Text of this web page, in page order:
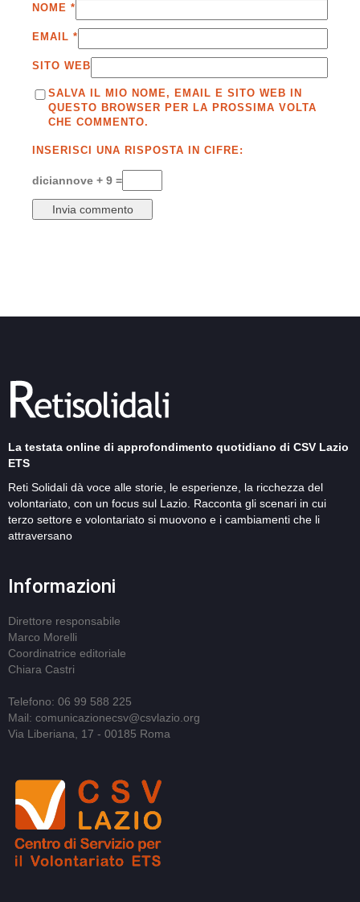
NOME *
EMAIL *
SITO WEB
SALVA IL MIO NOME, EMAIL E SITO WEB IN
QUESTO BROWSER PER LA PROSSIMA VOLTA
CHE COMMENTO.
INSERISCI UNA RISPOSTA IN CIFRE:
diciannove + 9 =
La testata online di approfondimento quotidiano di CSV Lazio
ETS
Reti Solidali dà voce alle storie, le esperienze, la ricchezza del
volontariato, con un focus sul Lazio. Racconta gli scenari in cui
terzo settore e volontariato si muovono e i cambiamenti che li
attraversano
Informazioni
Direttore responsabile
Marco Morelli
Coordinatrice editoriale
Chiara Castri
Telefono: 06 99 588 225
Mail: comunicazionecsv@csvlazio.org
Via Liberiana, 17 - 00185 Roma